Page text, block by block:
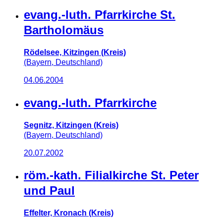
evang.-luth. Pfarrkirche St.
Bartholomäus
Rödelsee, Kitzingen (Kreis)
(Bayern, Deutschland)
04.06.2004
evang.-luth. Pfarrkirche
Segnitz, Kitzingen (Kreis)
(Bayern, Deutschland)
20.07.2002
röm.-kath. Filialkirche St. Peter
und Paul
Effelter, Kronach (Kreis)